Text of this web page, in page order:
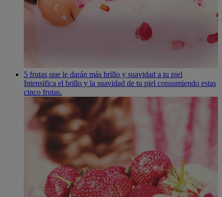
5 frutas que le darán más brillo y suavidad a tu piel
Intensifica el brillo y la suavidad de tu piel consumiendo estas
cinco frutas.